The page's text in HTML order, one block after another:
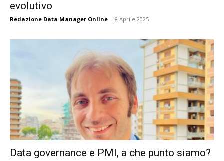
evolutivo
Redazione Data Manager Online - 8 Aprile 2025
Data governance e PMI, a che punto siamo?